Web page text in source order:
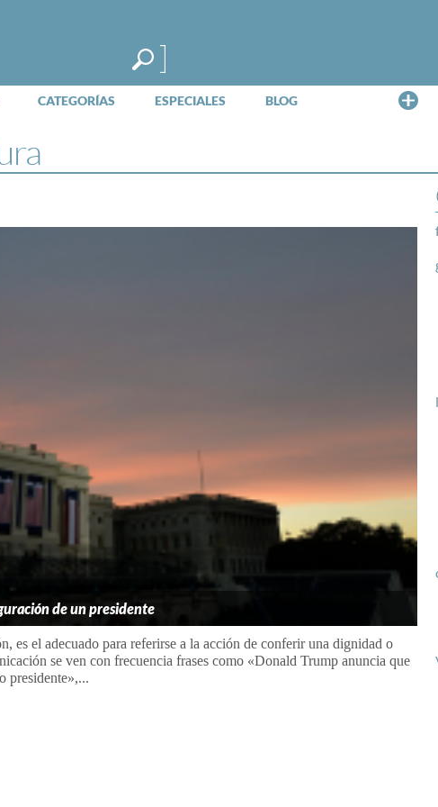
CATEGORÍAS ESPECIALES BLOG
de un presidente
es el adecuado para referirse a la acción de conferir una dignidad o
se ven con frecuencia frases como «Donald Trump anuncia que
presidente»,...